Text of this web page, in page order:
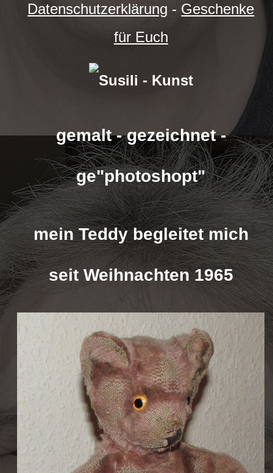
Datenschutzerklärung - Geschenke
für Euch
gemalt - gezeichnet -
ge"photoshopt"
mein Teddy begleitet mich
seit Weihnachten 1965